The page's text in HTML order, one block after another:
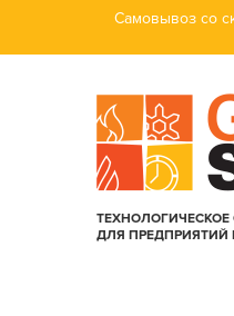
Самовывоз со
ДЛЯ